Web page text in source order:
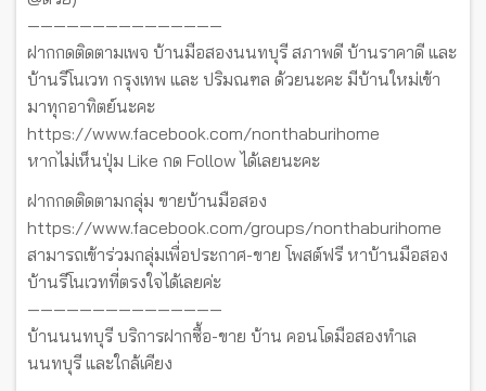
———————————————
ฝากกดติดตามเพจ บ้านมือสองนนทบุรี สภาพดี บ้านราคาดี และ
บ้านรีโนเวท กรุงเทพ และ ปริมณฑล ด้วยนะคะ มีบ้านใหม่เข้า
มาทุกอาทิตย์นะคะ
https://www.facebook.com/nonthaburihome
หากไม่เห็นปุ่ม Like กด Follow ได้เลยนะคะ
ฝากกดติดตามกลุ่ม ขายบ้านมือสอง
https://www.facebook.com/groups/nonthaburihome
สามารถเข้าร่วมกลุ่มเพื่อประกาศ-ขาย โพสต์ฟรี หาบ้านมือสอง
บ้านรีโนเวทที่ตรงใจได้เลยค่ะ
———————————————
บ้านนนทบุรี บริการฝากซื้อ-ขาย บ้าน คอนโดมือสองทำเล
นนทบุรี และใกล้เคียง